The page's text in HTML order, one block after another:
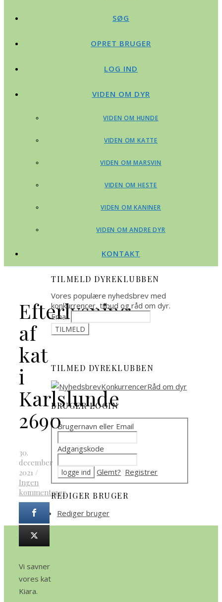
SØG
OPRET BRUGER
LOG IND
VIDEN OM DYR
VIDEN OM HUNDE
VIDEN OM KATTE
VIDEN OM MARSVIN
VIDEN OM HESTE
VIDEN OM KANINER
VIDEN OM ANDRE DYR
KONTAKT
Efterlysning
af
kat
i
Karlslunde
2690
30.
december
2021 /
Ingen
kommentarer
Vi savner
vores kat
Kiara.
TILMELD DYREKLUBBEN
Vores populære nyhedsbrev med
konkurrencer, tilbud og råd om dyr.
Email
TILMED DYREKLUBBEN
BRUGER LOGIN
Brugernavn eller Email
Adgangskode
Glemt? Registrer
REDIGER BRUGER
Rediger bruger